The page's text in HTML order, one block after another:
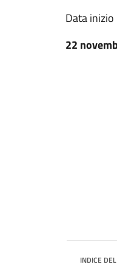
Data inizio
22
INDICE